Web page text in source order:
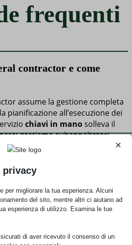
frequenti
contractor e come
assume la gestione completa
pianificazione all’esecuzione dei
chiavi in manosolleva il
gestiamo subappaltatori
i costi con un’offerta unica
finita, verificata e pronta da
gratuito e dettagliato?
Offriamo un preventivo gratuito,
privacy
×
per migliorare la tua esperienza. Alcuni
del sito, mentre altri ci aiutano ad
esperienza di utilizzo. Esamina le tue
di aver ricevuto il consenso di un